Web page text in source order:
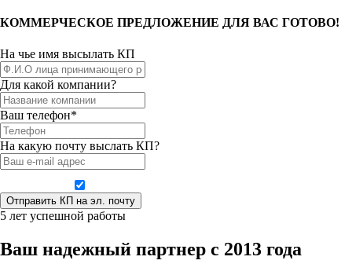
КОММЕРЧЕСКОЕ ПРЕДЛОЖЕНИЕ ДЛЯ ВАС ГОТОВО!
На чье имя высылать КП
Для какой компании?
Ваш телефон*
На какую почту выслать КП?
5 лет успешной работы
Ваш надежный партнер с 2013 года